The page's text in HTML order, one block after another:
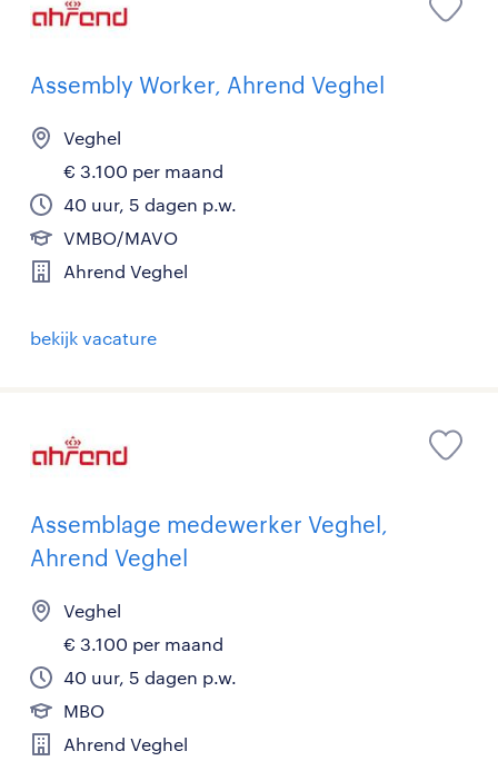
Assembly Worker, Ahrend Veghel
Veghel
€ 3.100 per maand
40 uur, 5 dagen p.w.
VMBO/MAVO
Ahrend Veghel
bekijk vacature
Assemblage medewerker Veghel,
Ahrend Veghel
Veghel
€ 3.100 per maand
40 uur, 5 dagen p.w.
MBO
Ahrend Veghel